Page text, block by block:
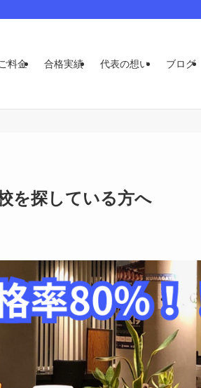
ご料金 合格実績 代表の想い ブログ
を探している方へ